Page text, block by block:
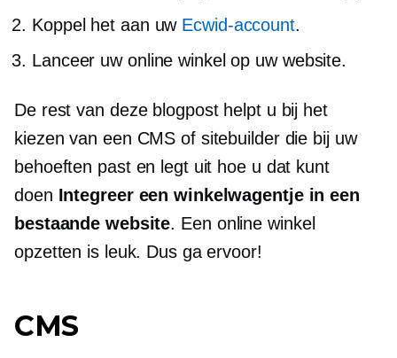
Koppel het aan uw Ecwid-account.
Lanceer uw online winkel op uw website.
De rest van deze blogpost helpt u bij het
kiezen van een CMS of sitebuilder die bij uw
behoeften past en legt uit hoe u dat kunt
doen Integreer een winkelwagentje in een
bestaande website. Een online winkel
opzetten is leuk. Dus ga ervoor!
CMS